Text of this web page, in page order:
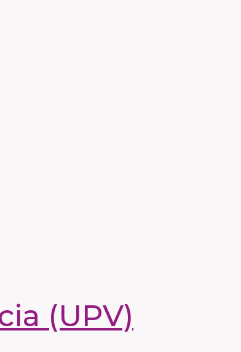
(UPV)